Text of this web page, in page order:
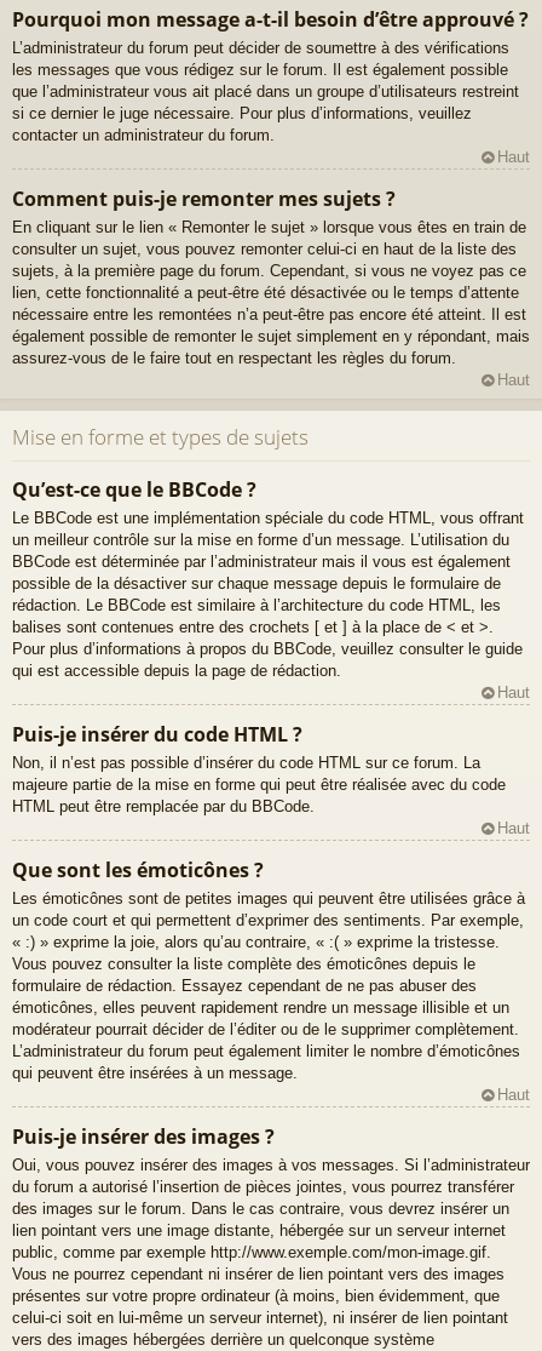
Pourquoi mon message a-t-il besoin d’être approuvé ?
L’administrateur du forum peut décider de soumettre à des vérifications
les messages que vous rédigez sur le forum. Il est également possible
que l’administrateur vous ait placé dans un groupe d’utilisateurs restreint
si ce dernier le juge nécessaire. Pour plus d’informations, veuillez
contacter un administrateur du forum.
Haut
Comment puis-je remonter mes sujets ?
En cliquant sur le lien « Remonter le sujet » lorsque vous êtes en train de
consulter un sujet, vous pouvez remonter celui-ci en haut de la liste des
sujets, à la première page du forum. Cependant, si vous ne voyez pas ce
lien, cette fonctionnalité a peut-être été désactivée ou le temps d’attente
nécessaire entre les remontées n’a peut-être pas encore été atteint. Il est
également possible de remonter le sujet simplement en y répondant, mais
assurez-vous de le faire tout en respectant les règles du forum.
Haut
Mise en forme et types de sujets
Qu’est-ce que le BBCode ?
Le BBCode est une implémentation spéciale du code HTML, vous offrant
un meilleur contrôle sur la mise en forme d’un message. L’utilisation du
BBCode est déterminée par l’administrateur mais il vous est également
possible de la désactiver sur chaque message depuis le formulaire de
rédaction. Le BBCode est similaire à l’architecture du code HTML, les
balises sont contenues entre des crochets [ et ] à la place de < et >.
Pour plus d’informations à propos du BBCode, veuillez consulter le guide
qui est accessible depuis la page de rédaction.
Haut
Puis-je insérer du code HTML ?
Non, il n’est pas possible d’insérer du code HTML sur ce forum. La
majeure partie de la mise en forme qui peut être réalisée avec du code
HTML peut être remplacée par du BBCode.
Haut
Que sont les émoticônes ?
Les émoticônes sont de petites images qui peuvent être utilisées grâce à
un code court et qui permettent d’exprimer des sentiments. Par exemple,
« :) » exprime la joie, alors qu’au contraire, « :( » exprime la tristesse.
Vous pouvez consulter la liste complète des émoticônes depuis le
formulaire de rédaction. Essayez cependant de ne pas abuser des
émoticônes, elles peuvent rapidement rendre un message illisible et un
modérateur pourrait décider de l’éditer ou de le supprimer complètement.
L’administrateur du forum peut également limiter le nombre d’émoticônes
qui peuvent être insérées à un message.
Haut
Puis-je insérer des images ?
Oui, vous pouvez insérer des images à vos messages. Si l’administrateur
du forum a autorisé l’insertion de pièces jointes, vous pourrez transférer
des images sur le forum. Dans le cas contraire, vous devrez insérer un
lien pointant vers une image distante, hébergée sur un serveur internet
public, comme par exemple http://www.exemple.com/mon-image.gif.
Vous ne pourrez cependant ni insérer de lien pointant vers des images
présentes sur votre propre ordinateur (à moins, bien évidemment, que
celui-ci soit en lui-même un serveur internet), ni insérer de lien pointant
vers des images hébergées derrière un quelconque système